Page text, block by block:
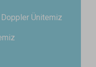
Ünitemiz